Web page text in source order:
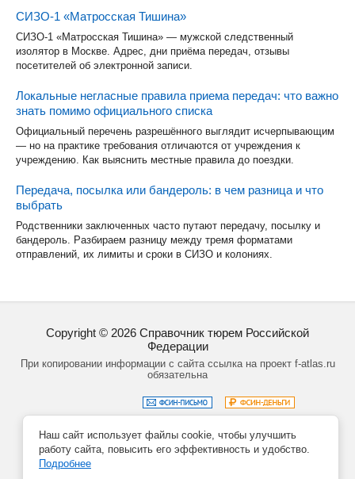
СИЗО-1 «Матросская Тишина»
СИЗО-1 «Матросская Тишина» — мужской следственный
изолятор в Москве. Адрес, дни приёма передач, отзывы
посетителей об электронной записи.
Локальные негласные правила приема передач: что важно
знать помимо официального списка
Официальный перечень разрешённого выглядит исчерпывающим
— но на практике требования отличаются от учреждения к
учреждению. Как выяснить местные правила до поездки.
Передача, посылка или бандероль: в чем разница и что
выбрать
Родственники заключенных часто путают передачу, посылку и
бандероль. Разбираем разницу между тремя форматами
отправлений, их лимиты и сроки в СИЗО и колониях.
Copyright © 2026 Справочник тюрем Российской
Федерации
При копировании информации с сайта ссылка на проект f-atlas.ru
обязательна
Задать вопрос Политика обработки данных
Наш сайт использует файлы cookie, чтобы улучшить
работу сайта, повысить его эффективность и удобство.
Подробнее